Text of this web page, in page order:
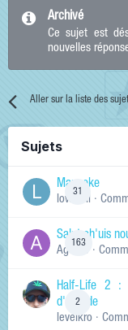
Archivé
Ce sujet est
nouvelles
Aller sur la liste des
Sujets
31
Manneke
lowskill ·
163
Salut ch'uis
Ag0Nie ·
2
Half-Life 2 :
d'arcade
levelkro ·